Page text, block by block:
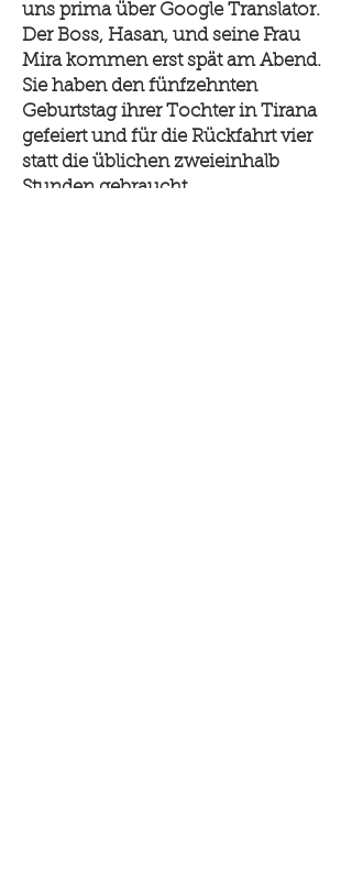
uns prima über Google Translator.
Der Boss, Hasan, und seine Frau
Mira kommen erst spät am Abend.
Sie haben den fünfzehnten
Geburtstag ihrer Tochter in Tirana
gefeiert und für die Rückfahrt vier
statt die üblichen zweieinhalb
Stunden gebraucht.